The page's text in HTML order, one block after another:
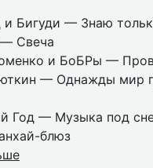
и Бигуди — Знаю
— Свеча
и БоБРы —
— Однажды мир
Год — Музыка под
блюз